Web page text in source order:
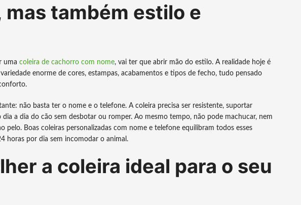
mas também estilo e
uma coleira de cachorro com nome, vai ter que abrir mão do estilo. A realidade hoje é
enorme de cores, estampas, acabamentos e tipos de fecho, tudo pensado
não basta ter o nome e o telefone. A coleira precisa ser resistente, suportar
a dia do cão sem desbotar ou romper. Ao mesmo tempo, não pode machucar, nem
pelo. Boas coleiras personalizadas com nome e telefone equilibram todos esses
horas por dia sem incomodar o animal.
a coleira ideal para o seu